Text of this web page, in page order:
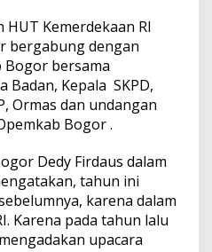
Kemerdekaan RI
bergabung dengan
Bogor bersama
Badan, Kepala SKPD,
Ormas dan undangan
Bogor .
Dedy Firdaus dalam
tahun ini
karena dalam
Karena pada tahun lalu
upacara